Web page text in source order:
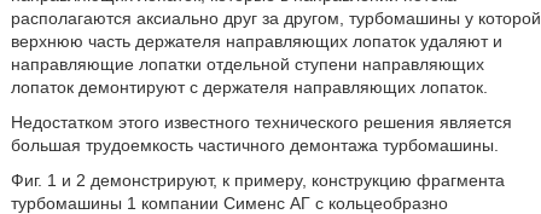
располагаются аксиально друг за другом, турбомашины у которой
верхнюю часть держателя направляющих лопаток удаляют и
направляющие лопатки отдельной ступени направляющих
лопаток демонтируют с держателя направляющих лопаток.
Недостатком этого известного технического решения является
большая трудоемкость частичного демонтажа турбомашины.
Фиг. 1 и 2 демонстрируют, к примеру, конструкцию фрагмента
турбомашины 1 компании Сименс АГ с кольцеобразно